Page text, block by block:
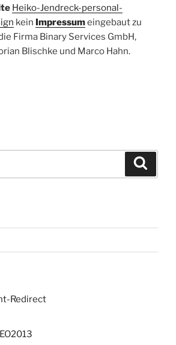
Heiko-Jendreck-personal-
kein Impressumeingebaut zu
Firma Binary Services GmbH,
Blischke und Marco Hahn.
Redirect